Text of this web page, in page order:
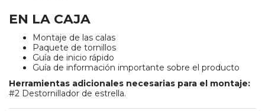
EN LA CAJA
Montaje de las calas
Paquete de tornillos
Guía de inicio rápido
Guía de información importante sobre el producto
Herramientas adicionales necesarias para el montaje:
#2 Destornillador de estrella.